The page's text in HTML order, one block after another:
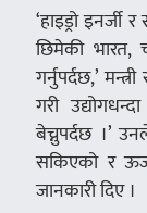
‘हाइड्रो
छिमेकी भारत,
गर्नुपर्दछ,’
गरी
बेच्नुपर्दछ ।’
सकिएको र
जानकारी दिए ।